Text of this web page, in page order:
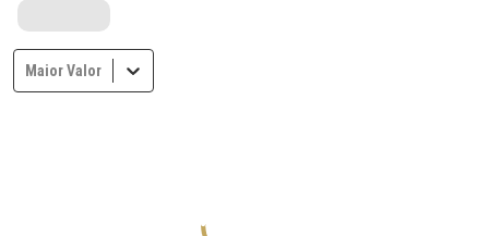
Maior Valor